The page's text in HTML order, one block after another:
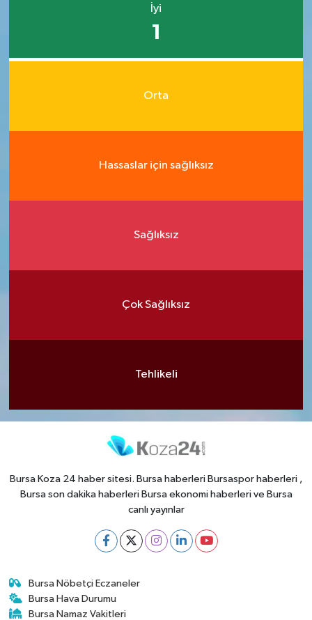
İyi
1
Orta
Hassaslar için sağlıksız
Sağlıksız
Çok Sağlıksız
Tehlikeli
Bursa Koza 24 haber sitesi. Bursa haberleri Bursaspor haberleri ,
Bursa son dakika haberleri Bursa ekonomi haberleri ve Bursa
canlı yayınlar
Bursa Nöbetçi Eczaneler
Bursa Hava Durumu
Bursa Namaz Vakitleri